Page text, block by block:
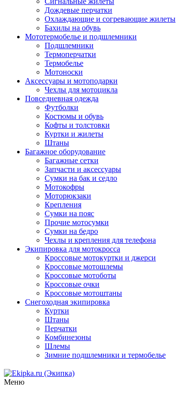
Дождевые перчатки
Охлаждающие и согревающие жилеты
Бахилы на обувь
Мототермобелье и подшлемники
Подшлемники
Термоперчатки
Термобелье
Мотоноски
Аксессуары и мотоподарки
Чехлы для мотоцикла
Повседневная одежда
Футболки
Костюмы и обувь
Кофты и толстовки
Куртки и жилеты
Штаны
Багажное оборудование
Багажные сетки
Запчасти и аксессуары
Сумки на бак и седло
Мотокофры
Моторюкзаки
Крепления
Сумки на пояс
Прочие мотосумки
Сумки на бедро
Чехлы и крепления для телефона
Экипировка для мотокросса
Кроссовые мотокуртки и джерси
Кроссовые мотошлемы
Кроссовые мотоботы
Кроссовые очки
Кроссовые мотоштаны
Снегоходная экипировка
Куртки
Штаны
Перчатки
Комбинезоны
Шлемы
Зимние подшлемники и термобелье
Меню